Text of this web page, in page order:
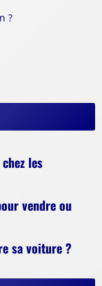
?
les
vendre ou
sa voiture ?